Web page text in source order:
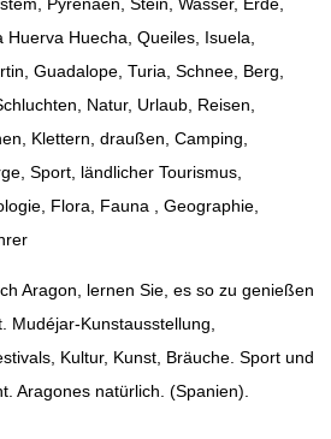
Huecha, Queiles, Isuela,
Guadalope, Turia, Schnee, Berg,
Natur, Urlaub, Reisen,
Klettern, draußen, Camping,
Sport, ländlicher Tourismus,
Flora, Fauna , Geographie,
Aragon, lernen Sie, es so zu genießen
Mudéjar-Kunstausstellung,
Kultur, Kunst, Bräuche. Sport und
Aragones natürlich. (Spanien).